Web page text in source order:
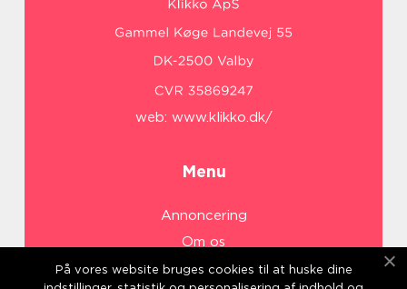
web: www.klikko.dk/
Menu
Annoncering
Om os
Cookies
På vores website bruges cookies til at huske dine